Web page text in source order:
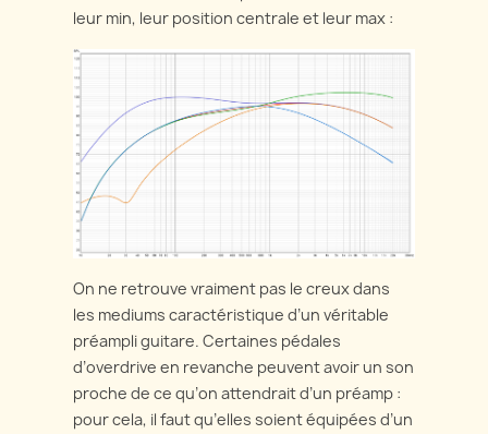
leur min, leur position centrale et leur max :
On ne retrouve vraiment pas le creux dans
les mediums caractéristique d’un véritable
préampli guitare. Certaines pédales
d’overdrive en revanche peuvent avoir un son
proche de ce qu’on attendrait d’un préamp :
pour cela, il faut qu’elles soient équipées d’un